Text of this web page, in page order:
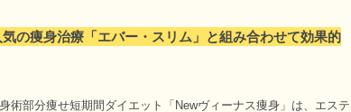
の痩身治療「エバー・スリム」と組み合わせて効果的
術部分痩せ短期間ダイエット「Newヴィーナス痩身」は、エステ